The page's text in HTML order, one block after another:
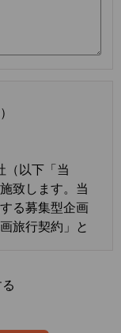
（以下「当
致します。当
る募集型企画
旅行契約」と
とします。